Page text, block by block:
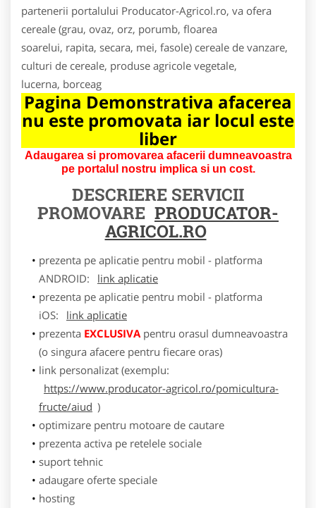
partenerii portalului Producator-Agricol.ro, va ofera
cereale (grau, ovaz, orz, porumb, floarea
soarelui, rapita, secara, mei, fasole) cereale de vanzare,
culturi de cereale, produse agricole vegetale,
lucerna, borceag
Pagina Demonstrativa afacerea
nu este promovata iar locul este
liber
Adaugarea si promovarea afacerii dumneavoastra
pe portalul nostru implica si un cost.
DESCRIERE SERVICII
PROMOVARE PRODUCATOR-
AGRICOL.RO
prezenta pe aplicatie pentru mobil - platforma
ANDROID:
link aplicatie
prezenta pe aplicatie pentru mobil - platforma
iOS:
link aplicatie
prezenta EXCLUSIVApentru orasul dumneavoastra
(o singura afacere pentru fiecare oras)
link personalizat (exemplu:
https://www.producator-agricol.ro/pomicultura-
fructe/aiud )
optimizare pentru motoare de cautare
prezenta activa pe retelele sociale
suport tehnic
adaugare oferte speciale
hosting